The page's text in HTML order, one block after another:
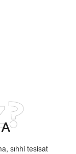
sıhhi tesisat